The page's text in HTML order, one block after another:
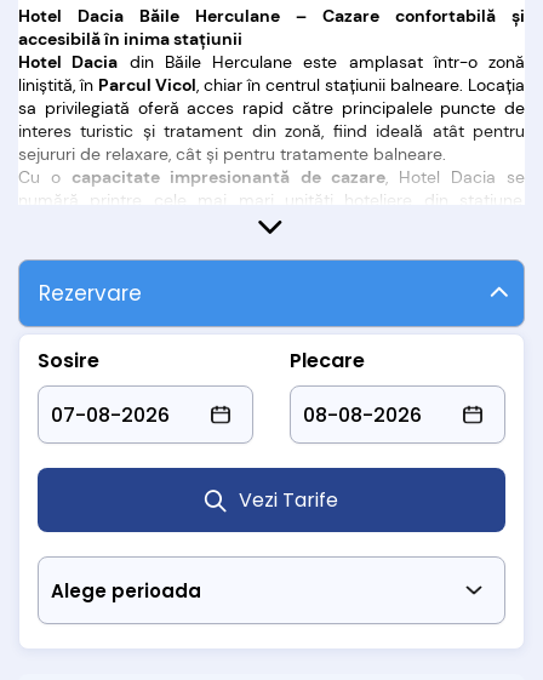
Hotel Dacia Băile Herculane – Cazare confortabilă și
accesibilă în inima stațiunii
Hotel Dacia din Băile Herculane este amplasat într-o zonă
liniștită, în Parcul Vicol, chiar în centrul stațiunii balneare. Locația
sa privilegiată oferă acces rapid către principalele puncte de
interes turistic și tratament din zonă, fiind ideală atât pentru
sejururi de relaxare, cât și pentru tratamente balneare.
Cu o capacitate impresionantă de cazare, Hotel Dacia se
numără printre cele mai mari unități hoteliere din stațiune,
161 camere duble renovate, clasificate la 3 stele
4 apartamente spațioase
, ideale pentru familii sau sejururi
prelungite
Camerele sunt distribuite eficient pe cele
iar accesul este asigurat de
5 lifturi moderne
deplasarea rapidă și comodă.
Dotări camere
Toate camerele sunt amenajate funcțional, fiind echipate cu:
TV cu ecran platși canale prin cablu
cu cabină de duș sau cadă
și de
și un plus de confort, fiind alegerea ideală pentru
cei care caută condiții mai moderne de cazare.
Locație ideală pentru relaxare și tratament
Situat într-o zonă verde, retrasă de agitația urbană,
Hotel Dacia
Rezervare
Sosire Plecare
Vezi Tarife